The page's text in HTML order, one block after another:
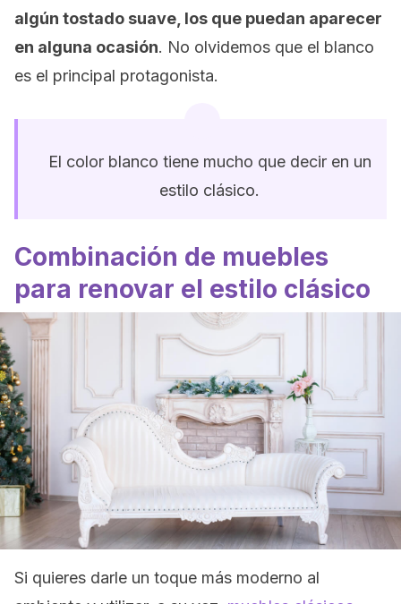
algún tostado suave, los que puedan aparecer
en alguna ocasión. No olvidemos que el blanco
es el principal protagonista.
El color blanco tiene mucho que decir en un
estilo clásico.
Combinación de muebles
para renovar el estilo clásico
Si quieres darle un toque más moderno al